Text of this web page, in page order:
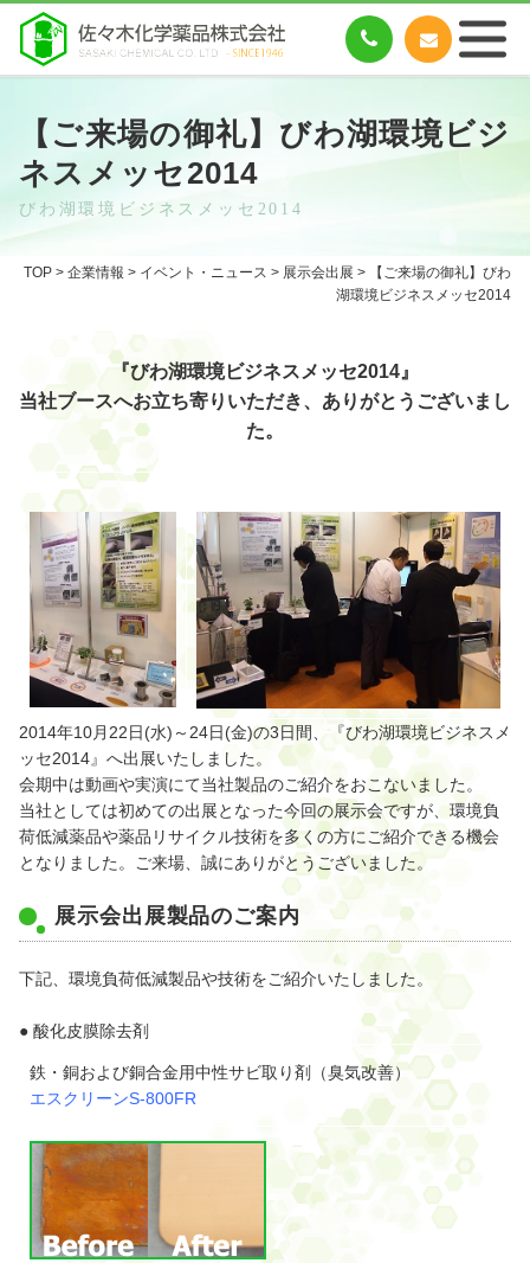
【ご来場の御礼】びわ湖環境ビジ
ネスメッセ2014
びわ湖環境ビジネスメッセ2014
TOP > 企業情報 > イベント・ニュース > 展示会出展 > 【ご来場の御礼】びわ
湖環境ビジネスメッセ2014
『びわ湖環境ビジネスメッセ2014』
当社ブースへお立ち寄りいただき、ありがとうございまし
た。
2014年10月22日(水)～24日(金)の3日間、『びわ湖環境ビジネスメ
ッセ2014』へ出展いたしました。
会期中は動画や実演にて当社製品のご紹介をおこないました。
当社としては初めての出展となった今回の展示会ですが、環境負
荷低減薬品や薬品リサイクル技術を多くの方にご紹介できる機会
となりました。ご来場、誠にありがとうございました。
展示会出展製品のご案内
下記、環境負荷低減製品や技術をご紹介いたしました。
● 酸化皮膜除去剤
鉄・銅および銅合金用中性サビ取り剤（臭気改善）
エスクリーンS-800FR